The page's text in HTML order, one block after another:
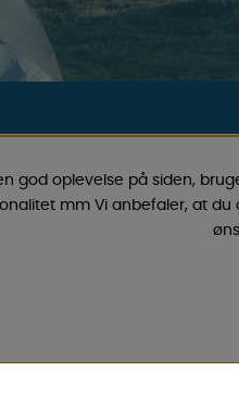
campingvogne &
& autocampere samt
af forskellige varer inden
god oplevelse på siden,
mm Vi anbefaler, at